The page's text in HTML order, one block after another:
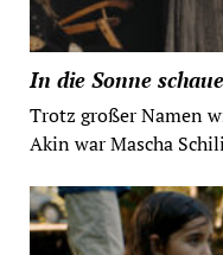
In die Sonne
Trotz großer Namen
Akin war Mascha